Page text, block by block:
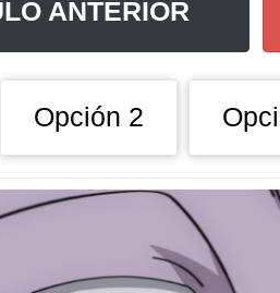
ANTERIOR
Opción 2